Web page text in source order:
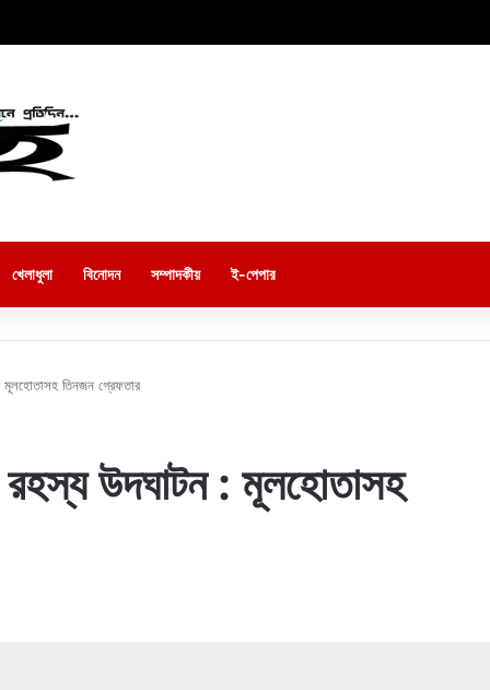
খেলাধুলা বিনোদন সম্পাদকীয় ই-পেপার
মূলহোতাসহ তিনজন গ্রেফতার
রহস্য উদঘাটন : মূলহোতাসহ